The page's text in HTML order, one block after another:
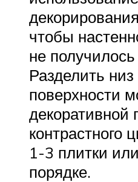
чтобы
не
Разделить
поверхности
декоративной
контрастного
1-3 плитки
порядке.